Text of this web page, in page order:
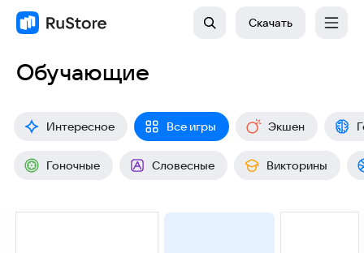
Скачать
Обучающие
Интересное Все игры Экшен
Гоночные Словесные Викторины